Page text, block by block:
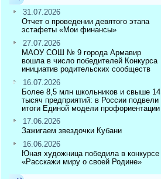
31.07.2026
Отчет о проведении девятого этапа
эстафеты «Мои финансы»
27.07.2026
МАОУ СОШ № 9 города Армавир
вошла в число победителей Конкурса
инициатив родительских сообществ
16.07.2026
Более 8,5 млн школьников и свыше 14
тысяч предприятий: в России подвели
итоги Единой модели профориентации
17.06.2026
Зажигаем звездочки Кубани
16.06.2026
Юная художница победила в конкурсе
«Расскажи миру о своей Родине»